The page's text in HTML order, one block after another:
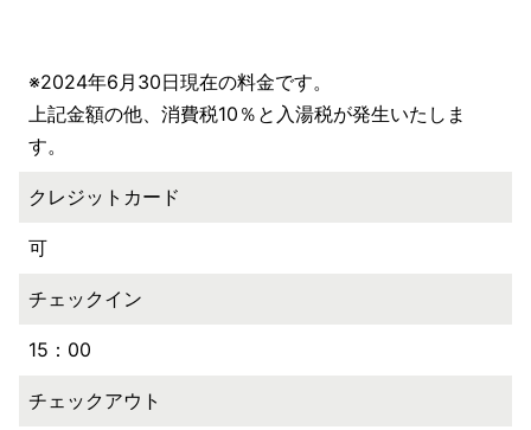
※2024年6月30日現在の料金です。
上記金額の他、消費税10％と入湯税が発生いたしま
す。
クレジットカード
可
チェックイン
15：00
チェックアウト